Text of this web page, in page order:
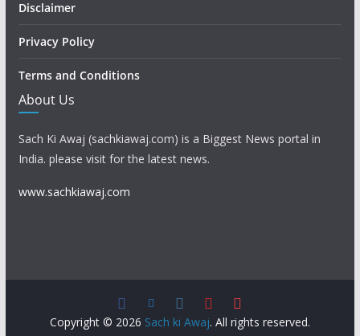
Disclaimer
Privacy Policy
Terms and Conditions
About Us
Sach Ki Awaj (sachkiawaj.com) is a Biggest News portal in
India. please visit for the latest news.
www.sachkiawaj.com
Copyright © 2026 Sach ki Awaj. All rights reserved.